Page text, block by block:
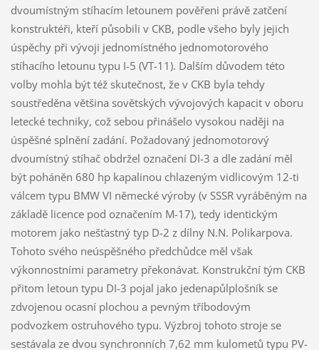
dvoumístným stíhacím letounem pověřeni právě zatčení
konstruktéři, kteří působili v CKB, podle všeho byly jejich
úspěchy při vývoji jednomístného jednomotorového
stíhacího letounu typu I-5 (VT-11). Dalším důvodem této
volby mohla být též skutečnost, že v CKB byla tehdy
soustředěna většina sovětských vývojových kapacit v oboru
letecké techniky, což sebou přinášelo vysokou naději na
úspěšné splnění zadání. Požadovaný jednomotorový
dvoumístný stíhač obdržel označení DI-3 a dle zadání měl
být poháněn 680 hp kapalinou chlazeným vidlicovým 12-ti
válcem typu BMW VI německé výroby (v SSSR vyráběným na
základě licence pod označením M-17), tedy identickým
motorem jako nešťastný typ D-2 z dílny N.N. Polikarpova.
Tohoto svého neúspěšného předchůdce měl však
výkonnostními parametry překonávat. Konstrukční tým CKB
přitom letoun typu DI-3 pojal jako jedenapůlplošník se
zdvojenou ocasní plochou a pevným tříbodovým
podvozkem ostruhového typu. Výzbroj tohoto stroje se
sestávala ze dvou synchronních 7,62 mm kulometů typu PV-